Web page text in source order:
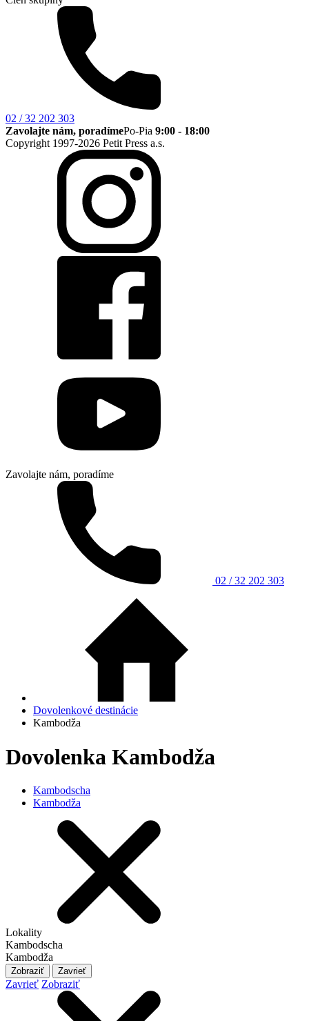
02 / 32 202 303
Zavolajte nám, poradímePo-Pia 9:00 - 18:00
Copyright 1997-2026 Petit Press a.s.
Zavolajte nám, poradíme
02 / 32 202 303
Dovolenkové destinácie
Kambodža
Dovolenka Kambodža
Kambodscha
Kambodža
Lokality
Kambodscha
Kambodža
Zobraziť Zavrieť
Zavrieť Zobraziť